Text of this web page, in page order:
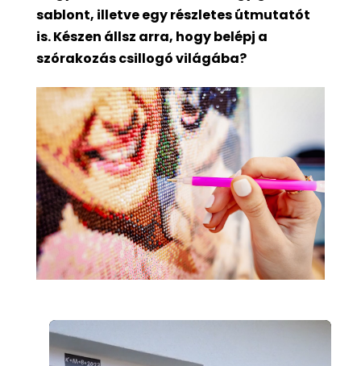
sablont, illetve egy részletes útmutatót
is. Készen állsz arra, hogy belépj a
szórakozás csillogó világába?